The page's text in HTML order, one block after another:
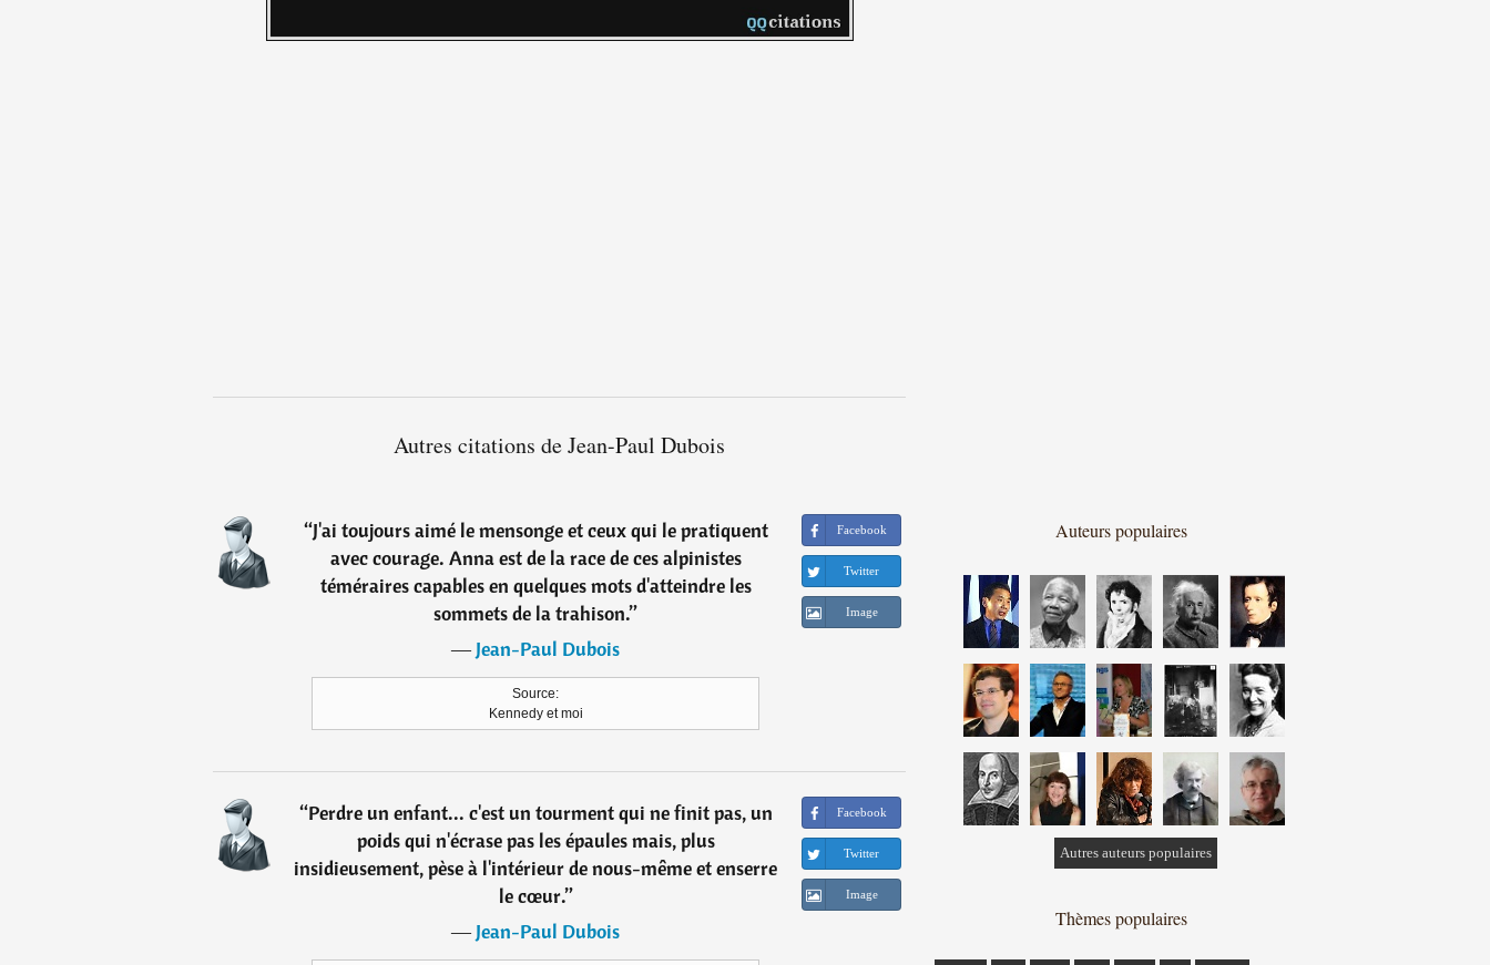
Autres citations de Jean-Paul Dubois
“J'ai toujours aimé le mensonge et ceux qui le pratiquent
avec courage. Anna est de la race de ces alpinistes
téméraires capables en quelques mots d'atteindre les
sommets de la trahison.”
―Jean-Paul Dubois
Source:
Kennedy et moi
Facebook
Twitter
Image
“Perdre un enfant... c'est un tourment qui ne finit pas, un
poids qui n'écrase pas les épaules mais, plus
insidieusement, pèse à l'intérieur de nous-même et enserre
le cœur.”
―Jean-Paul Dubois
Facebook
Twitter
Image
Auteurs populaires
Autres auteurs populaires
Thèmes populaires